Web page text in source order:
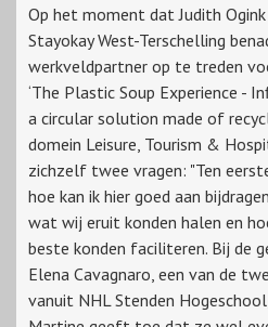
Op het moment dat Judith
Stayokay West-Terschelling
werkveldpartner op te treden
‘The Plastic Soup Experience -
a circular solution made of
domein Leisure, Tourism &
zichzelf twee vragen: "Ten
hoe kan ik hier goed aan
wat wij eruit konden halen en
beste konden faciliteren. Bij de
Elena Cavagnaro, een van de
vanuit NHL Stenden